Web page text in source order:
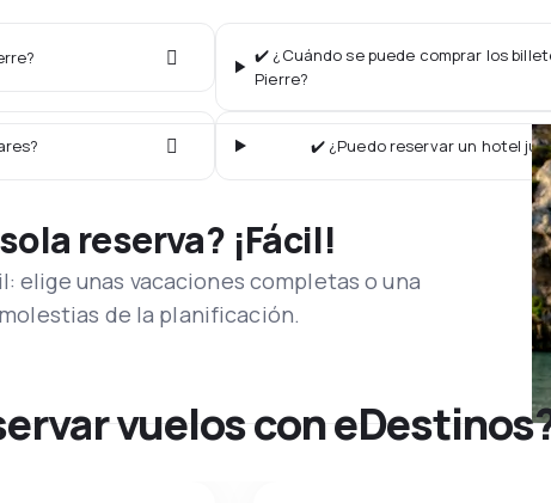
✔️ ¿Cuándo se puede comprar los
Pierre?
✔️ ¿Puedo reservar un hotel
reserva? ¡Fácil!
elige unas vacaciones completas o una
de la planificación.
vuelos con